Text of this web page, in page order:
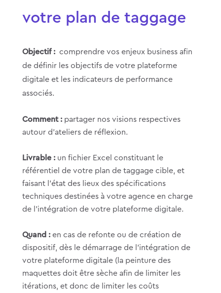
votre plan de taggage
Objectif :comprendre vos enjeux business afin
de définir les objectifs de votre plateforme
digitale et les indicateurs de performance
associés.
Comment :partager nos visions respectives
autour d’ateliers de réflexion.
Livrable :un fichier Excel constituant le
référentiel de votre plan de taggage cible, et
faisant l’état des lieux des spécifications
techniques destinées à votre agence en charge
de l’intégration de votre plateforme digitale.
Quand :en cas de refonte ou de création de
dispositif, dès le démarrage de l’intégration de
votre plateforme digitale (la peinture des
maquettes doit être sèche afin de limiter les
itérations, et donc de limiter les coûts